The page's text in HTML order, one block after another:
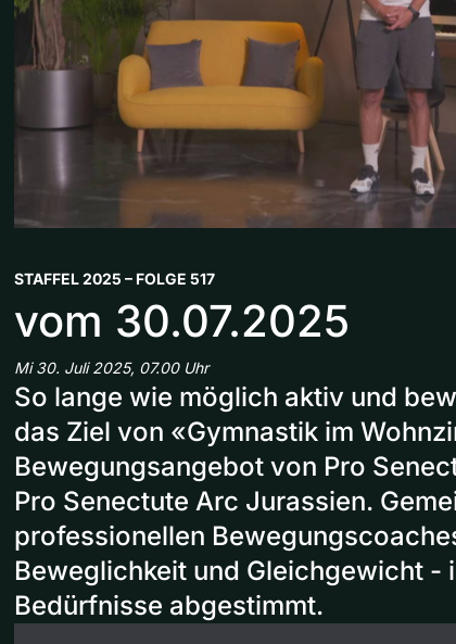
STAFFEL 2025 – FOLGE 517
vom 30.07.2025
Mi 30. Juli 2025, 07.00 Uhr
So lange wie möglich aktiv und
das Ziel von «Gymnastik im
Bewegungsangebot von Pro
Pro Senectute Arc Jurassien.
professionellen
Beweglichkeit und Gleichgewicht -
Bedürfnisse abgestimmt.